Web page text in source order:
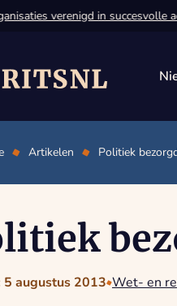
verenigd in succesvolle
Artikelen Politiek
5 augustus 2013 Wet- en